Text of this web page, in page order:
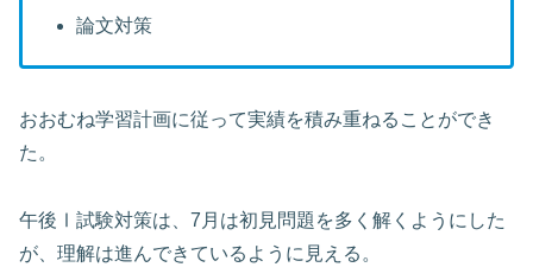
論文対策
おおむね学習計画に従って実績を積み重ねることができ
た。
午後Ⅰ試験対策は、7月は初見問題を多く解くようにした
が、理解は進んできているように見える。